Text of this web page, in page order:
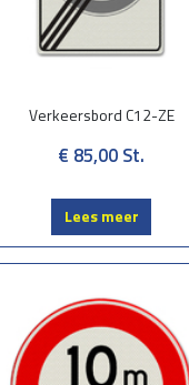
Verkeersbord C12-ZE
€ 85,00 St.
Lees meer